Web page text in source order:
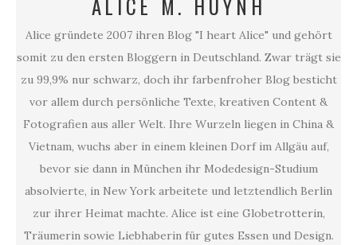
ALICE M. HUYNH
Alice gründete 2007 ihren Blog "I heart Alice" und gehört
somit zu den ersten Bloggern in Deutschland. Zwar trägt sie
zu 99,9% nur schwarz, doch ihr farbenfroher Blog besticht
vor allem durch persönliche Texte, kreativen Content &
Fotografien aus aller Welt. Ihre Wurzeln liegen in China &
Vietnam, wuchs aber in einem kleinen Dorf im Allgäu auf,
bevor sie dann in München ihr Modedesign-Studium
absolvierte, in New York arbeitete und letztendlich Berlin
zur ihrer Heimat machte. Alice ist eine Globetrotterin,
Träumerin sowie Liebhaberin für gutes Essen und Design.